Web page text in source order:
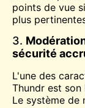
points de vue
plus
3.
sécurité
L'une des
Thundr est son
Le système de